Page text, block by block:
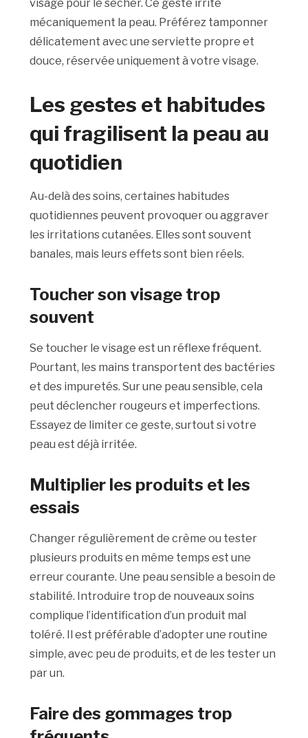
visage pour le sécher. Ce geste irrite
mécaniquement la peau. Préférez tamponner
délicatement avec une serviette propre et
douce, réservée uniquement à votre visage.
Les gestes et habitudes
qui fragilisent la peau au
quotidien
Au-delà des soins, certaines habitudes
quotidiennes peuvent provoquer ou aggraver
les irritations cutanées. Elles sont souvent
banales, mais leurs effets sont bien réels.
Toucher son visage trop
souvent
Se toucher le visage est un réflexe fréquent.
Pourtant, les mains transportent des bactéries
et des impuretés. Sur une peau sensible, cela
peut déclencher rougeurs et imperfections.
Essayez de limiter ce geste, surtout si votre
peau est déjà irritée.
Multiplier les produits et les
essais
Changer régulièrement de crème ou tester
plusieurs produits en même temps est une
erreur courante. Une peau sensible a besoin de
stabilité. Introduire trop de nouveaux soins
complique l’identification d’un produit mal
toléré. Il est préférable d’adopter une routine
simple, avec peu de produits, et de les tester un
par un.
Faire des gommages trop